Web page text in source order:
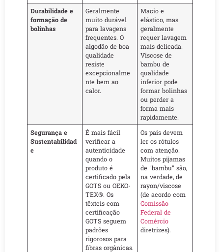
Durabilidade e
formação de
bolinhas
Geralmente
muito durável
para lavagens
frequentes. O
algodão de boa
qualidade
resiste
excepcionalme
nte bem ao
calor.
Macio e
elástico, mas
geralmente
requer lavagem
mais delicada.
Viscose de
bambu de
qualidade
inferior pode
formar bolinhas
ou perder a
forma mais
rapidamente.
Segurança e
Sustentabilidad
e
É mais fácil
verificar a
autenticidade
quando o
produto é
certificado pela
GOTS ou OEKO-
TEX®. Os
têxteis com
certificação
GOTS seguem
padrões
rigorosos para
fibras orgânicas.
Os pais devem
ler os rótulos
com atenção.
Muitos pijamas
de "bambu" são,
na verdade, de
rayon/viscose
(de acordo com
Comissão
Federal de
Comércio
diretrizes).